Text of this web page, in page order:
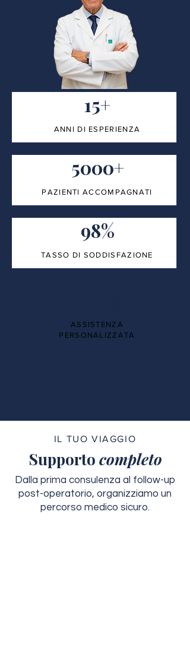
15+
ANNI DI ESPERIENZA
5000+
PAZIENTI ACCOMPAGNATI
98%
TASSO DI SODDISFAZIONE
ASSISTENZA
PERSONALIZZATA
IL TUO VIAGGIO
Supporto completo
Dalla prima consulenza al follow-up
post-operatorio, organizziamo un
percorso medico sicuro.